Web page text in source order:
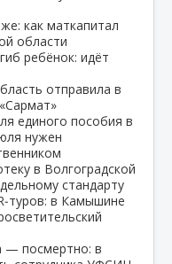
как маткапитал
области
ребёнок: идёт
отправила в
единого пособия в
нужен
в Волгоградской
стандарту
в Камышине
— посмертно: в